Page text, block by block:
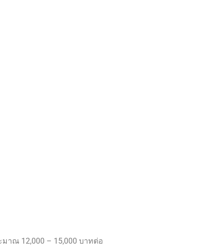
าณ 12,000 – 15,000 บาทต่อ